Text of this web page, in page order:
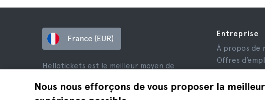
Nous nous efforçons de vous proposer la
France (EUR)
Hellotickets est le meilleur moyen de
dans le monde entier.
Entreprise
À propos de
Offres
Affiliés
Avis